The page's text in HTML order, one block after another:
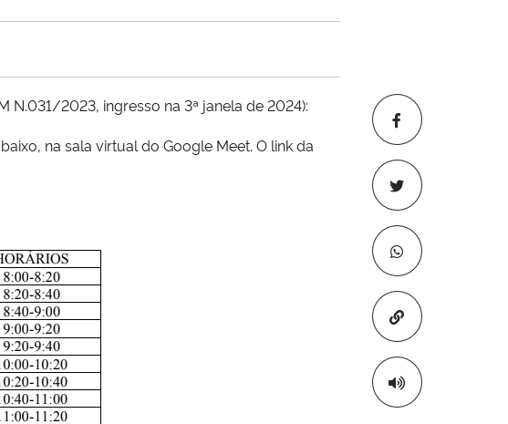
Copiar para
N.031/2023, ingresso na 3ª janela de 2024):
na sala virtual do Google Meet. O link da